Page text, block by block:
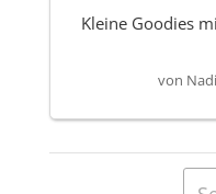
Kleine Goodies
von